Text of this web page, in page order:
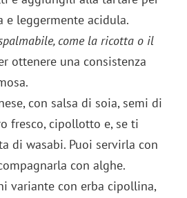
e leggermente acidula.
come la ricotta o il
ottenere una consistenza
con salsa di soia, semi di
fresco, cipollotto e, se ti
di wasabi. Puoi servirla con
con alghe.
variante con erba cipollina,